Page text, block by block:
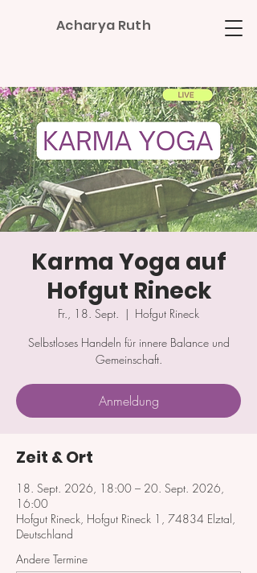
Acharya Ruth
Karma Yoga auf
Hofgut Rineck
Fr., 18. Sept.
  |
Hofgut Rineck
Selbstloses Handeln für innere Balance und
Gemeinschaft.
Anmeldung
Zeit & Ort
18. Sept. 2026, 18:00 – 20. Sept. 2026,
16:00
Hofgut Rineck, Hofgut Rineck 1, 74834 Elztal,
Deutschland
Andere Termine